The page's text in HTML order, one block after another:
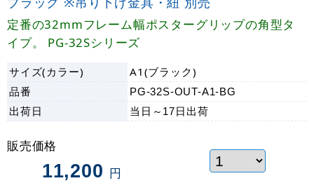
定番の32mmフレーム幅ポスターグリップの角型タ
イプ。 PG-32Sシリーズ
サイズ(カラー)
A1(ブラック)
品番
PG-32S-OUT-A1-BG
出荷日 当日～17日 出荷
販売価格
11,200 円